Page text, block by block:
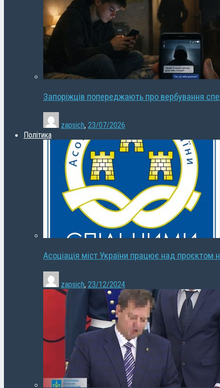
Запоріжців попереджають про вербування
zapsich, 23/07/2026
Політика
Асоціація міст України працює над проєктом
zapsich, 23/12/2024